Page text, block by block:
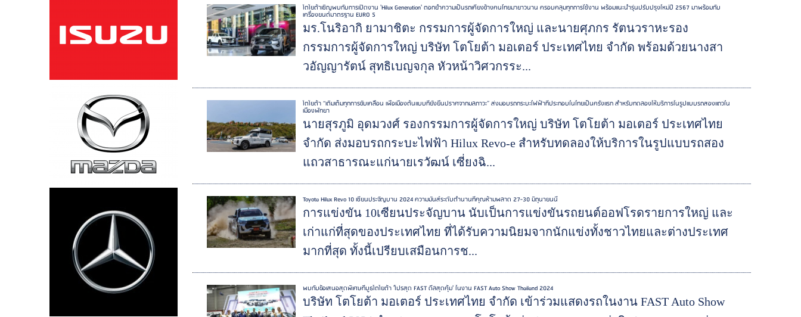
โตโยต้าเชิญพบกับการเปิดงาน 'Hilux Generation' ตอกย้ำความเป็นรถเคียงข้างคนไทยมายาวนาน ครอบคลุมทุกการใช้งาน พร้อมแนะนำรุ่นปรับปรุงใหม่ปี 2567 มาพร้อมกับ
เครื่องยนต์มาตรฐาน EURO 5
มร.โนริอากิ ยามาชิตะ กรรมการผู้จัดการใหญ่ และนายศุภกร รัตนวราหะรอง
กรรมการผู้จัดการใหญ่ บริษัท โตโยต้า มอเตอร์ ประเทศไทย จำกัด พร้อมด้วยนางสา
วอัญญารัตน์ สุทธิเบญจกุล หัวหน้าวิศวกรระ...
โตโยต้า “เติมเต็มทุกการขับเคลื่อน เพื่อเมืองต้นแบบที่ยั่งยืนปราศจากมลภาวะ” ส่งมอบรถกระบะไฟฟ้าที่ประกอบในไทยเป็นครั้งแรก สำหรับทดลองให้บริการในรูปแบบรถสองแถวใน
เมืองพัทยา
นายสุรภูมิ อุดมวงศ์ รองกรรมการผู้จัดการใหญ่ บริษัท โตโยต้า มอเตอร์ ประเทศไทย
จำกัด ส่งมอบรถกระบะไฟฟ้า Hilux Revo-e สำหรับทดลองให้บริการในรูปแบบรถสอง
แถวสาธารณะแก่นายเรวัฒน์ เซี่ยงฉิ...
Toyota Hilux Revo 10 เซียนประจัญบาน 2024 ความมันส์ระดับตำนานที่คุณห้ามพลาด 27-30 มิถุนายนนี้
การแข่งขัน 10เซียนประจัญบาน นับเป็นการแข่งขันรถยนต์ออฟโรดรายการใหญ่ และ
เก่าแก่ที่สุดของประเทศไทย ที่ได้รับความนิยมจากนักแข่งทั้งชาวไทยและต่างประเทศ
มากที่สุด ทั้งนี้เปรียบเสมือนการช...
พบกับข้อเสนอสุดพิเศษที่บูธโตโยต้า 'โปรสุด FAST ดีลสุดคุ้ม' ในงาน FAST Auto Show Thailand 2024
บริษัท โตโยต้า มอเตอร์ ประเทศไทย จำกัด เข้าร่วมแสดงรถในงาน FAST Auto Show